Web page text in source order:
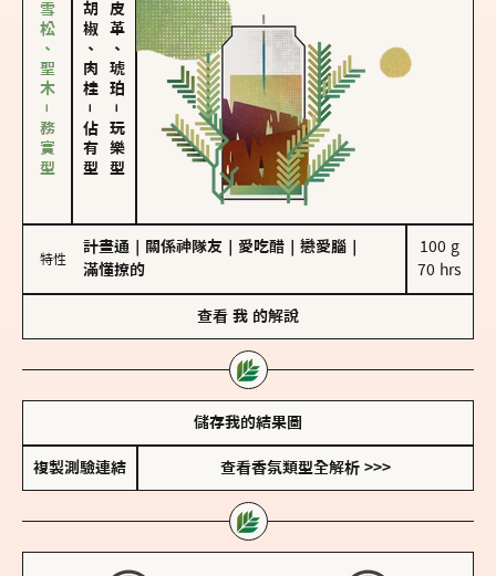
雪松、聖木－務實型 胡椒、肉桂
－
佔有型
皮革、琥珀
－
玩樂型
特性
計畫通 關係神隊友 愛吃醋 戀愛腦
滿懂撩的
100 g
70 hrs
查看 我 的解說
儲存我的結果圖
複製測驗連結 查看香氛類型全解析 >>>